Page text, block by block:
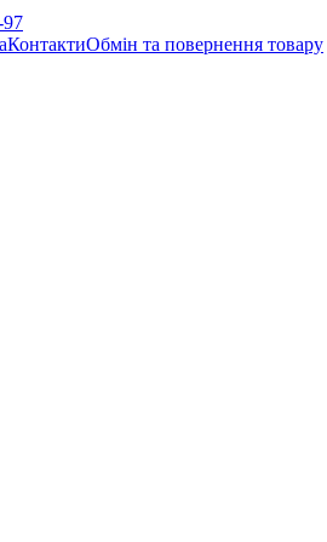
97
КонтактиОбмін та повернення товару